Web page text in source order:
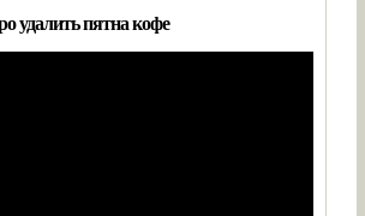
удалить пятна кофе